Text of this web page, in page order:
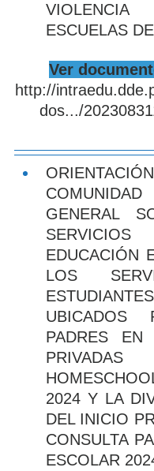
ESCUELAS
Ver
http://
dos.../
GENERAL
EDUCACIÓN
LOS
ESTUDIANTES
UBICADOS
PADRES EN
2024 Y LA
DEL INICIO
CONSULTA
ESCOLAR